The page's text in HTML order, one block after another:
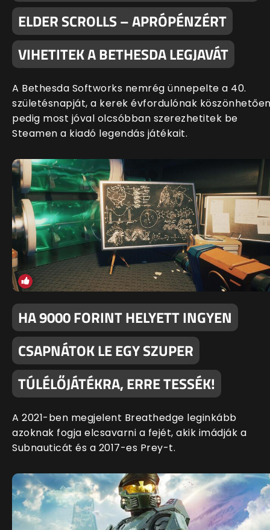
ELDER SCROLLS – APRÓPÉNZÉRT
VIHETITEK A BETHESDA LEGJAVÁT
A Bethesda Softworks nemrég ünnepelte a 40.
születésnapját, a kerek évfordulónak
pedig most jóval olcsóbban szerezhetitek be
Steamen a kiadó legendás játékait.
HA 9000 FORINT HELYETT INGYEN
CSAPNÁTOK LE EGY SZUPER
TÚLÉLŐJÁTÉKRA, ERRE TESSÉK!
A 2021-ben megjelent Breathedge leginkább
azoknak fogja elcsavarni a fejét, akik imádják a
Subnauticát és a 2017-es Prey-t.